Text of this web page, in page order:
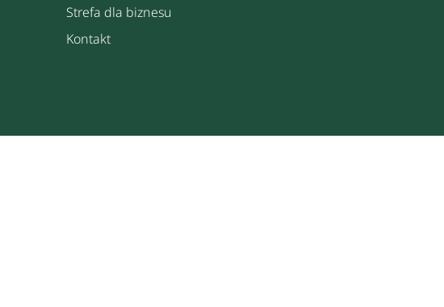
Strefa dla biznesu
Kontakt